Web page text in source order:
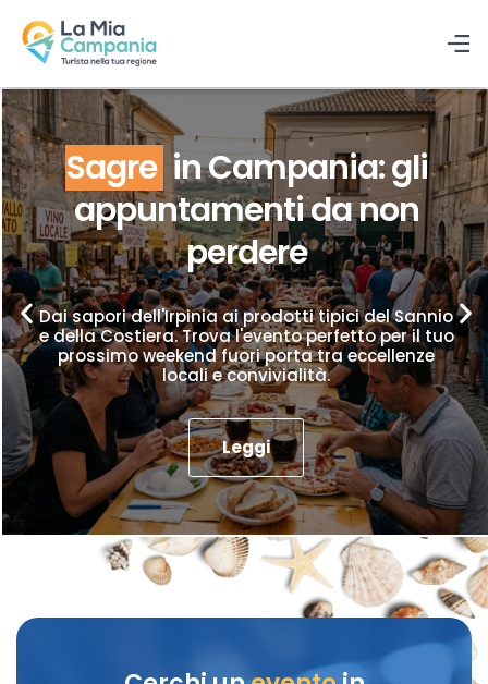
Sagre in Campania: gli
appuntamenti da non
perdere
Dai sapori dell'Irpinia ai prodotti tipici del Sannio
e della Costiera. Trova l'evento perfetto per il tuo
prossimo weekend fuori porta tra eccellenze
locali e convivialità.
Leggi